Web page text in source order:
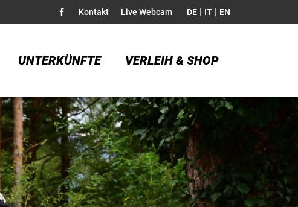
Kontakt Live Webcam DE | IT | EN
UNTERKÜNFTE VERLEIH & SHOP